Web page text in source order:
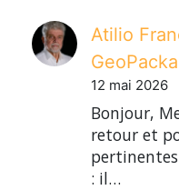
Atilio
12 mai 2026
Bonjour,
retour et
: il…